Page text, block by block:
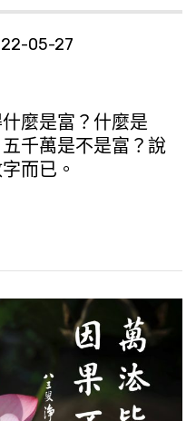
05-27
麼是富？什麼是
千萬是不是富？說
而已。